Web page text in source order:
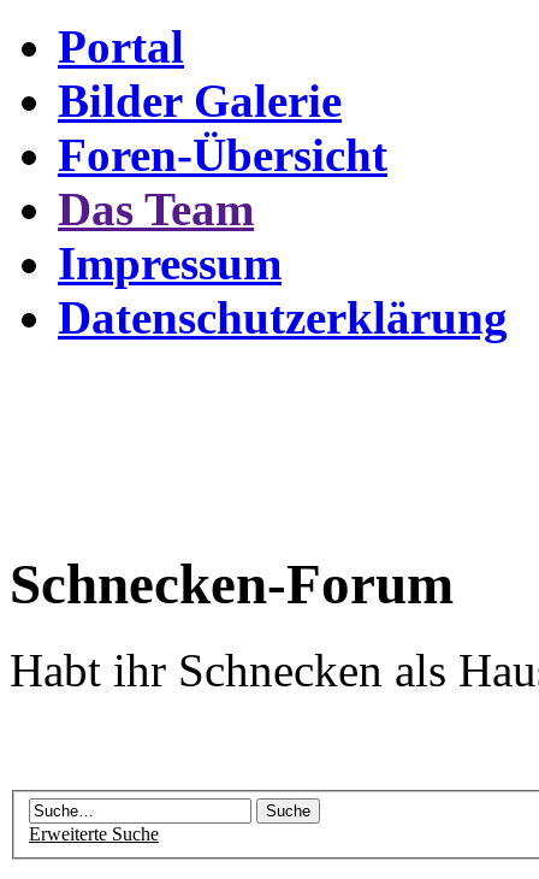
Portal
Bilder Galerie
Foren-Übersicht
Das Team
Impressum
Datenschutzerklärung
Schnecken-Forum
Habt ihr Schnecken als
Erweiterte Suche